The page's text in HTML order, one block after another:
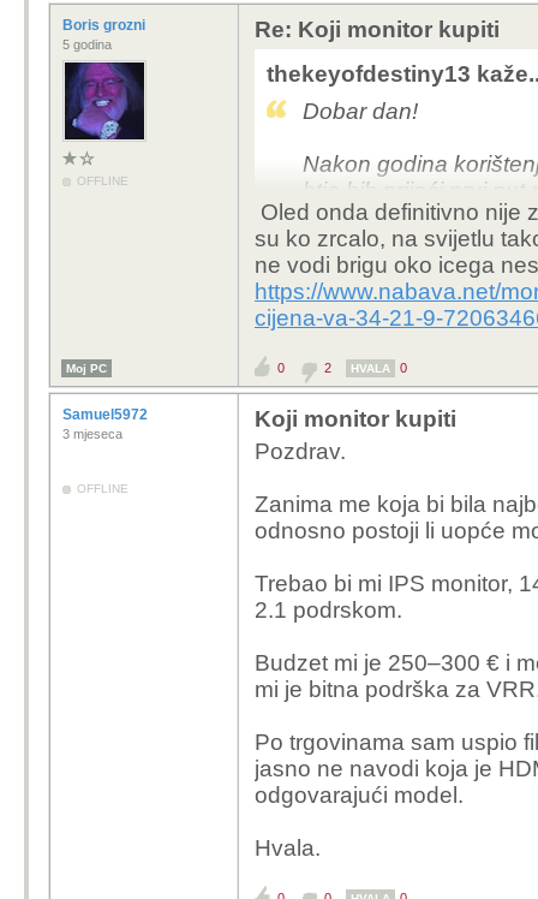
Boris grozni
5 godina
OFFLINE
Re: Koji monitor kupiti
thekeyofdestiny13
Dobar dan!
Nakon godina
htio bih prijeći prvi
OLED do 175 Hz za
bi zasad spajao na
stolno računalo, kada
kasnije stolno
prelaska na ultrawide
surfanje, gledanje
koja ima dosta
monitor. Koliko vidim,
ekranu koje je kao
Asus ROG Strix
Gigabyte MO34WQC
Oled onda definitivno nije
su ko zrcalo, na svijetlu
ne vodi brigu oko icega
https://www.nabava.net/
cijena-va-34-21-9-
Moj PC 0 2 HVALA 0
Samuel5972
3 mjeseca
OFFLINE
Koji monitor kupiti
Pozdrav.
Zanima me koja bi bila
odnosno postoji li uopće
Trebao bi mi IPS monitor,
2.1 podrskom.
Budzet mi je 250–300 € i
mi je bitna podrška za
Po trgovinama sam uspio
jasno ne navodi koja je
odgovarajući model.
Hvala.